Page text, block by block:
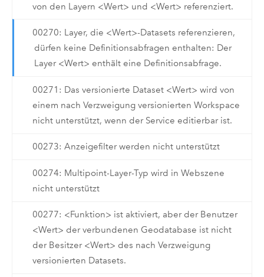
von den Layern <Wert> und <Wert> referenziert.
00270: Layer, die <Wert>-Datasets referenzieren,
dürfen keine Definitionsabfragen enthalten: Der
Layer <Wert> enthält eine Definitionsabfrage.
00271: Das versionierte Dataset <Wert> wird von
einem nach Verzweigung versionierten Workspace
nicht unterstützt, wenn der Service editierbar ist.
00273: Anzeigefilter werden nicht unterstützt
00274: Multipoint-Layer-Typ wird in Webszene
nicht unterstützt
00277: <Funktion> ist aktiviert, aber der Benutzer
<Wert> der verbundenen Geodatabase ist nicht
der Besitzer <Wert> des nach Verzweigung
versionierten Datasets.